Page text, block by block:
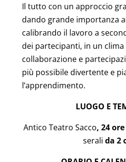
Il tutto con un approccio
dando grande importanza
calibrando il lavoro a
dei partecipanti, in un clima
collaborazione e
più possibile divertente e
l’apprendimento.
LUOGO E
Antico Teatro Sacco, 24 ore
serali da 2